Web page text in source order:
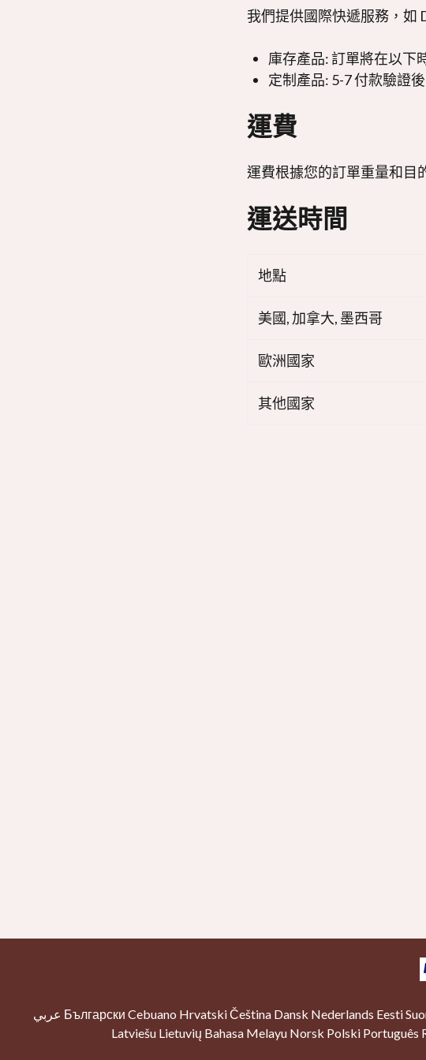
我們提供國際快遞服務，如
庫存產品: 訂單將在以下
定制產品: 5-7 付款驗證
運費
運費根據您的訂單重量和目
運送時間
地點
美國, 加拿大, 墨西哥
歐洲國家
其他國家
عربي Български Cebuano HrvatskiČeština Dansk Nederlands Eesti
Latviešu Lietuvių Bahasa Melayu Norsk Polski Português